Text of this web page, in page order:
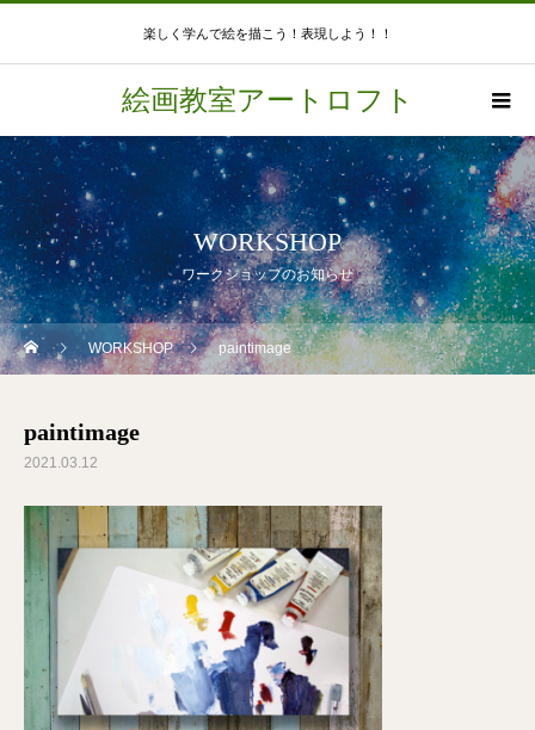
楽しく学んで絵を描こう！表現しよう！！
絵画教室アートロフト
WORKSHOP
ワークショップのお知らせ
WORKSHOP paintimage
paintimage
2021.03.12